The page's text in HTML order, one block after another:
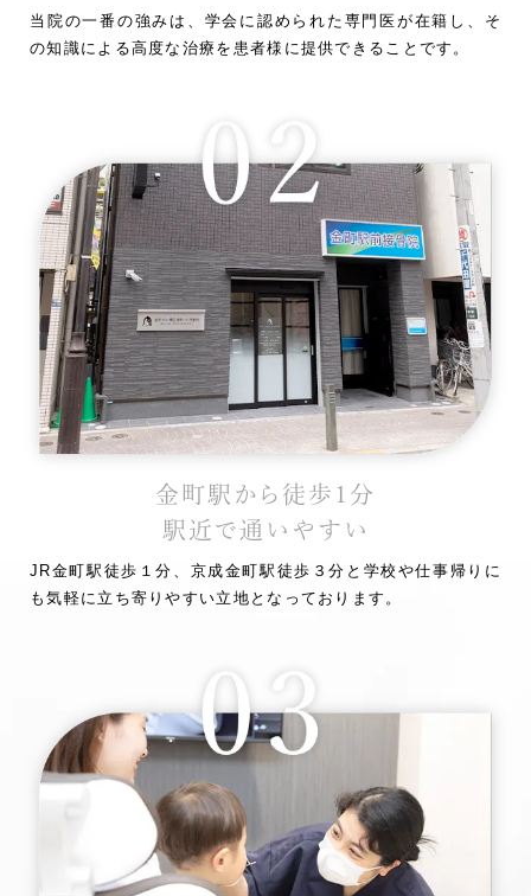
当院の一番の強みは、学会に認められた専門医が在籍し、そ
の知識による高度な治療を患者様に提供できることです。
金町駅から徒歩1分
駅近で通いやすい
JR金町駅徒歩１分、京成金町駅徒歩３分と学校や仕事帰りに
も気軽に立ち寄りやすい立地となっております。